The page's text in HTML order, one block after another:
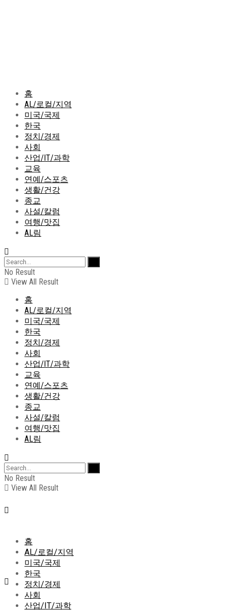
홈
AL/로컬/지역
미국/국제
한국
정치/경제
사회
산업/IT/과학
교육
연예/스포츠
생활/건강
종교
사설/칼럼
여행/맛집
AL림
No Result
View All Result
홈
AL/로컬/지역
미국/국제
한국
정치/경제
사회
산업/IT/과학
교육
연예/스포츠
생활/건강
종교
사설/칼럼
여행/맛집
AL림
No Result
View All Result
홈
AL/로컬/지역
미국/국제
한국
정치/경제
사회
산업/IT/과학